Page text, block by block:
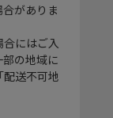
がありま
にはご入
の地域に
送不可地